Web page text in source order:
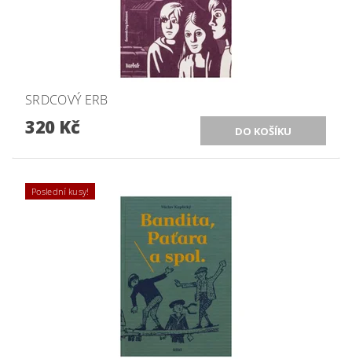
SRDCOVÝ ERB
320 Kč
Poslední kusy!